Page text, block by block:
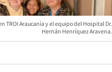
TROI Araucanía y el equipo del Hospital Dr.
Hernán Henríquez Aravena.